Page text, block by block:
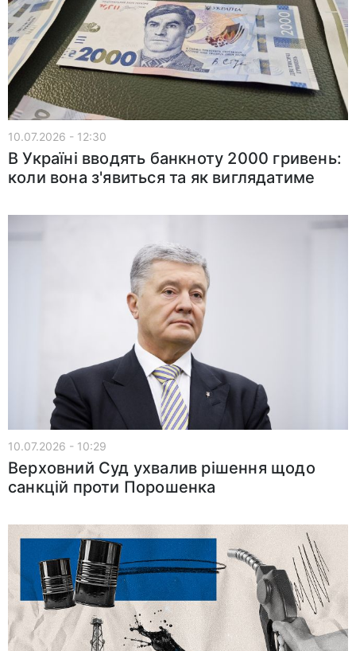
10.07.2026 - 12:30
В Україні вводять банкноту 2000 гривень:
коли вона з'явиться та як виглядатиме
10.07.2026 - 10:29
Верховний Суд ухвалив рішення щодо
санкцій проти Порошенка